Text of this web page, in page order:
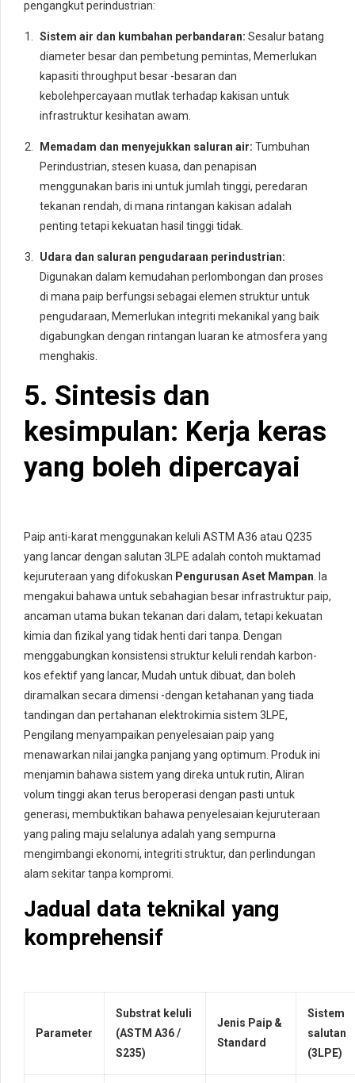
pengangkut perindustrian:
Sistem air dan kumbahan perbandaran: Sesalur batang
diameter besar dan pembetung pemintas, Memerlukan
kapasiti throughput besar -besaran dan
kebolehpercayaan mutlak terhadap kakisan untuk
infrastruktur kesihatan awam.
Memadam dan menyejukkan saluran air: Tumbuhan
Perindustrian, stesen kuasa, dan penapisan
menggunakan baris ini untuk jumlah tinggi, peredaran
tekanan rendah, di mana rintangan kakisan adalah
penting tetapi kekuatan hasil tinggi tidak.
Udara dan saluran pengudaraan perindustrian:
Digunakan dalam kemudahan perlombongan dan proses
di mana paip berfungsi sebagai elemen struktur untuk
pengudaraan, Memerlukan integriti mekanikal yang baik
digabungkan dengan rintangan luaran ke atmosfera yang
menghakis.
5. Sintesis dan
kesimpulan: Kerja keras
yang boleh dipercayai
Paip anti-karat menggunakan keluli ASTM A36 atau Q235
yang lancar dengan salutan 3LPE adalah contoh muktamad
kejuruteraan yang difokuskan Pengurusan Aset Mampan . Ia
mengakui bahawa untuk sebahagian besar infrastruktur paip,
ancaman utama bukan tekanan dari dalam, tetapi kekuatan
kimia dan fizikal yang tidak henti dari tanpa. Dengan
menggabungkan konsistensi struktur keluli rendah karbon-
kos efektif yang lancar, Mudah untuk dibuat, dan boleh
diramalkan secara dimensi -dengan ketahanan yang tiada
tandingan dan pertahanan elektrokimia sistem 3LPE,
Pengilang menyampaikan penyelesaian paip yang
menawarkan nilai jangka panjang yang optimum. Produk ini
menjamin bahawa sistem yang direka untuk rutin, Aliran
volum tinggi akan terus beroperasi dengan pasti untuk
generasi, membuktikan bahawa penyelesaian kejuruteraan
yang paling maju selalunya adalah yang sempurna
mengimbangi ekonomi, integriti struktur, dan perlindungan
alam sekitar tanpa kompromi.
Jadual data teknikal yang
komprehensif
Parameter
Substrat keluli
(ASTM A36 /
S235)
Jenis Paip &
Standard
Sistem
salutan
(3LPE)